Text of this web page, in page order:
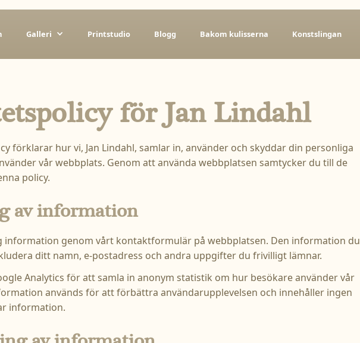
Galleri Printstudio Blogg Bakom kulisserna Konstslingan
för Jan Lindahl
förklarar hur vi, Jan Lindahl, samlar in, använder och skyddar din personliga
vår webbplats. Genom att använda webbplatsen samtycker du till de
policy.
av information
information genom vårt kontaktformulär på webbplatsen. Den information du
ditt namn, e-postadress och andra uppgifter du frivilligt lämnar.
Analytics för att samla in anonym statistik om hur besökare använder vår
används för att förbättra användarupplevelsen och innehåller ingen
information.